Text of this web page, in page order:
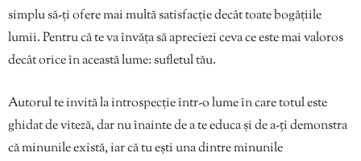
simplu să-ți ofere mai multă satisfacție decât toate bogățiile
lumii. Pentru că te va învăța să apreciezi ceva ce este mai valoros
decât orice în această lume: sufletul tău.
Autorul te invită la introspecție într-o lume în care totul este
ghidat de viteză, dar nu înainte de a te educa și de a-ți demonstra
că minunile există, iar că tu ești una dintre minunile